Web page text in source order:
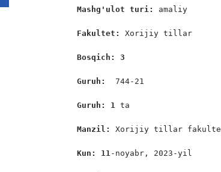
Mashg' ulot turi: amaliy
Fakultet: Xorijiy tillar
Bosqich: 3
Guruh: 744-21
Guruh: 1 ta
Manzil: Xorijiy tillar
Kun: 11-noyabr, 2023-yil